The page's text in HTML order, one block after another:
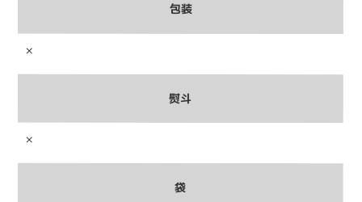
包装
×
熨斗
×
袋